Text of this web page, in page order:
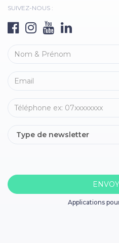
SUIVEZ-NOUS :
Applications